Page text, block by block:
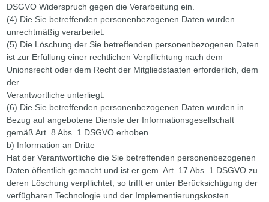
DSGVO Widerspruch gegen die Verarbeitung ein.
(4) Die Sie betreffenden personenbezogenen Daten wurden
unrechtmäßig verarbeitet.
(5) Die Löschung der Sie betreffenden personenbezogenen Daten
ist zur Erfüllung einer rechtlichen Verpflichtung nach dem
Unionsrecht oder dem Recht der Mitgliedstaaten erforderlich, dem
der
Verantwortliche unterliegt.
(6) Die Sie betreffenden personenbezogenen Daten wurden in
Bezug auf angebotene Dienste der Informationsgesellschaft
gemäß Art. 8 Abs. 1 DSGVO erhoben.
b) Information an Dritte
Hat der Verantwortliche die Sie betreffenden personenbezogenen
Daten öffentlich gemacht und ist er gem. Art. 17 Abs. 1 DSGVO zu
deren Löschung verpflichtet, so trifft er unter Berücksichtigung der
verfügbaren Technologie und der Implementierungskosten